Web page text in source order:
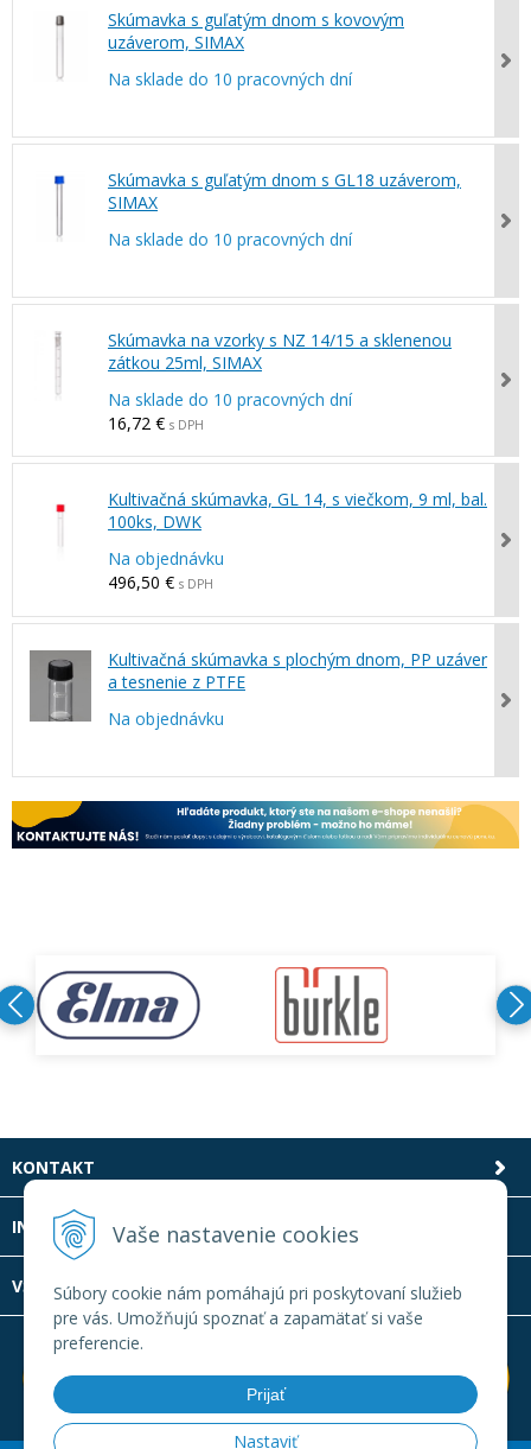
Vaše nastavenie cookies
Súbory cookie nám pomáhajú pri poskytovaní služieb
pre vás. Umožňujú spoznať a zapamätať si vaše
preferencie.
Prijať
Nastaviť
Skúmavka s guľatým dnom s kovovým
uzáverom, SIMAX
Na sklade do 10 pracovných dní
Skúmavka s guľatým dnom s GL18 uzáverom,
SIMAX
Na sklade do 10 pracovných dní
Skúmavka na vzorky s NZ 14/15 a sklenenou
zátkou 25ml, SIMAX
Na sklade do 10 pracovných dní
16,72 € s DPH
Kultivačná skúmavka, GL 14, s viečkom, 9 ml, bal.
100ks, DWK
Na objednávku
496,50 € s DPH
Kultivačná skúmavka s plochým dnom, PP uzáver
a tesnenie z PTFE
Na objednávku
KONTAKT
INFOLINKA
VŠETKO O NÁKUPE